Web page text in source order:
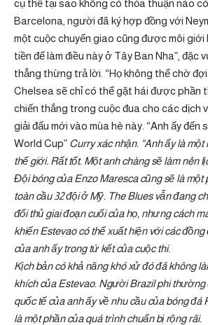
cụ thể tại sao không có thỏa thuận nào
Barcelona, ​​người đã ký hợp đồng với
một cuộc chuyển giao cũng được môi giới
tiền để làm điều này ở Tây Ban Nha”, đặc
thẳng thừng trả lời. “Họ không thể chờ
Chelsea sẽ chỉ có thể gặt hái được phần
chiến thắng trong cuộc đua cho các dịch
giải đấu mới vào mùa hè này. “Anh ấy đến
World Cup” Curry xác nhận. “Anh ấy là
thế giới. Rất tốt. Một anh chàng sẽ làm nên
Đội bóng của Enzo Maresca cũng sẽ là một
toàn cầu 32 đội ở Mỹ. The Blues vẫn đang
đối thủ giai đoạn cuối của họ, nhưng cách
khiến Estevao có thể xuất hiện với các
của anh ấy trong tứ kết của cuộc thi.
Kịch bản có khả năng khó xử đó đã không
khích của Estevao. Người Brazil phi thường
quốc tế của anh ấy về nhu cầu của bóng
là một phần của quá trình chuẩn bị rộng rãi.